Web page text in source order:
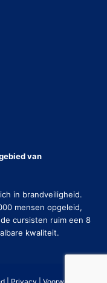
van
in brandveiligheid.
mensen opgeleid,
cursisten ruim een 8
kwaliteit.